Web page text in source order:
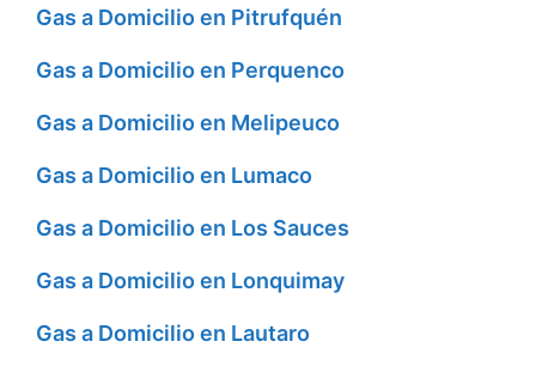
Gas a Domicilio en Pitrufquén
Gas a Domicilio en Perquenco
Gas a Domicilio en Melipeuco
Gas a Domicilio en Lumaco
Gas a Domicilio en Los Sauces
Gas a Domicilio en Lonquimay
Gas a Domicilio en Lautaro